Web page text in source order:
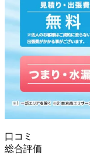
口コミ
総合評価